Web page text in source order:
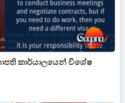
කාර්යාලයෙන් විශේෂ